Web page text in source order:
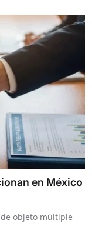
en México
de objeto múltiple